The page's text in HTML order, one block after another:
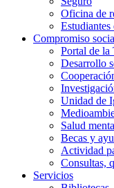
Oficina de
Compromiso
Portal de la
Desarrollo
Unidad de
Salud
Becas y
Actividad
Consultas,
Servicios